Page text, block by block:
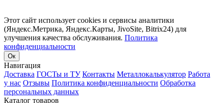
Этот сайт использует cookies и сервисы аналитики
(Яндекс.Метрика, Яндекс.Карты, JivoSite, Bitrix24) для
улучшения качества обслуживания. Политика
конфиденциальности
Ок
Навигация
Доставка ГОСТы и ТУ Контакты Металлокалькулятор Работа
у нас Отзывы Политика конфиденциальности Обработка
персональных данных
Каталог товаров